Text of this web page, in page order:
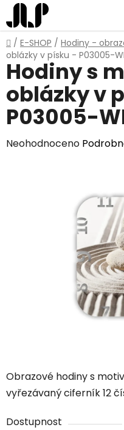
Přejít
na
obsah
Domů
/ E-SHOP / Hodiny -
oblázky v písku - P03005-
Obrazové hodiny s
vyřezávaný ciferník 12
Dostupnost
Hodiny s
oblázky v
P03005-
Průměrné
Neohodnoceno